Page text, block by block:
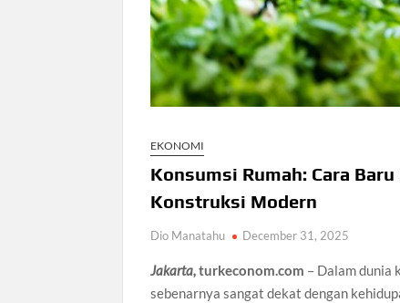
EKONOMI
Konsumsi Rumah: Cara
Konstruksi Modern
Dio Manatahu December 31, 2025
Jakarta,turkeconom.com – Dalam dunia
sebenarnya sangat dekat dengan